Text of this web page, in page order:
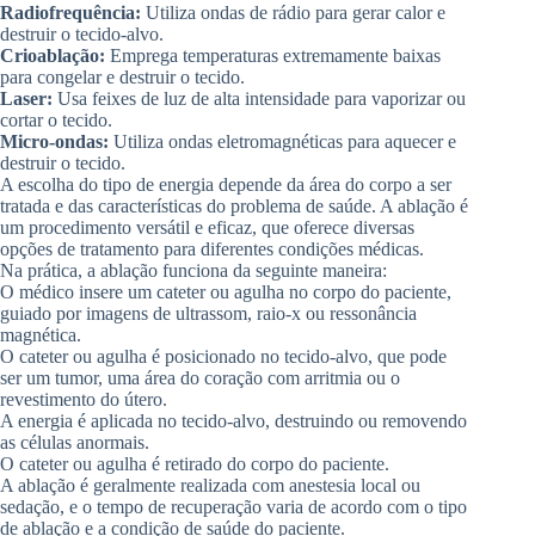
Radiofrequência: Utiliza ondas de rádio para gerar calor e
destruir o tecido-alvo.
Crioablação: Emprega temperaturas extremamente baixas
para congelar e destruir o tecido.
Laser: Usa feixes de luz de alta intensidade para vaporizar ou
cortar o tecido.
Micro-ondas: Utiliza ondas eletromagnéticas para aquecer e
destruir o tecido.
A escolha do tipo de energia depende da área do corpo a ser
tratada e das características do problema de saúde. A ablação é
um procedimento versátil e eficaz, que oferece diversas
opções de tratamento para diferentes condições médicas.
Na prática, a ablação funciona da seguinte maneira:
O médico insere um cateter ou agulha no corpo do paciente,
guiado por imagens de ultrassom, raio-x ou ressonância
magnética.
O cateter ou agulha é posicionado no tecido-alvo, que pode
ser um tumor, uma área do coração com arritmia ou o
revestimento do útero.
A energia é aplicada no tecido-alvo, destruindo ou removendo
as células anormais.
O cateter ou agulha é retirado do corpo do paciente.
A ablação é geralmente realizada com anestesia local ou
sedação, e o tempo de recuperação varia de acordo com o tipo
de ablação e a condição de saúde do paciente.